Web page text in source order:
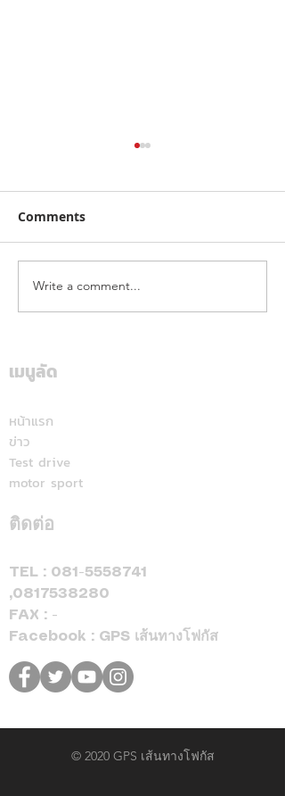
ฮุนไดขนทัพครบไลน์อัพลง
สนาม ส่งแคมเปญ
Deal On” ร่วมเชียร์ไทย
Cup™ 2026 พร้อมดีลแรง
จองและรับรถภายในวันที่
31 สิงหาคม 2569 เท่านั้น
Comments
Write a comment...
เมนูลัด
หน้าแรก
ข่าว
Test drive
motor sport
ติดต่อ
TEL : 081-5558741
,0817538280
FAX : -
Facebook : GPS เส้นทางโฟกัส
© 2020 GPS เส้นทางโฟกัส